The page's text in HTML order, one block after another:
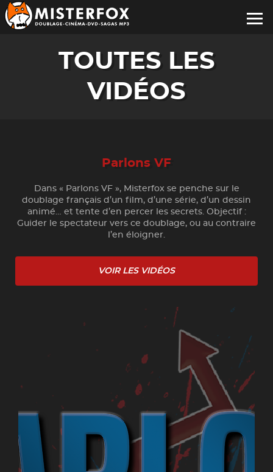
TOUTES LES
VIDÉOS
Parlons VF
Dans « Parlons VF », Misterfox se penche sur le
doublage français d’un film, d’une série, d’un dessin
animé… et tente d’en percer les secrets. Objectif :
Guider le spectateur vers ce doublage, ou au contraire
l’en éloigner.
VOIR LES VIDÉOS